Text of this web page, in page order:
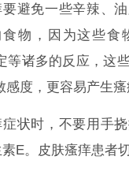
避免一些辛辣、油
物，因为这些食
等诸多的反应，这
度，更容易产生瘙
状时，不要用手
E。皮肤瘙痒患者